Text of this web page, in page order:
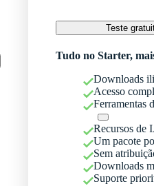
Teste
Tudo no Starter,
Downloads
Acesso
Ferramentas
Recursos de
Um pacote
Sem
Downloads
Suporte